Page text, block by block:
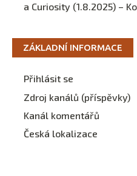
a Curiosity (1.8.2025) –
ZÁKLADNÍ INFORMACE
Přihlásit se
Zdroj kanálů (příspěvky)
Kanál komentářů
Česká lokalizace